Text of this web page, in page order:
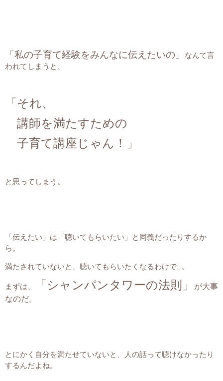
「私の子育て経験をみんなに伝えたいの」
なんて言
われてしまうと、
「それ、
講師を満たすための
子育て講座じゃん！」
と思ってしまう。
「伝えたい」は「聴いてもらいたい」と同義だったりするか
ら。
満たされていないと、聴いてもらいたくなるわけで…。
まずは、 「シャンパンタワーの法則」
が大事
なのだ。
とにかく自分を満たせていないと、人の話って聴けなかったり
するんだよね。